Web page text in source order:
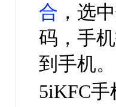
合 ，选
码，手
到手机。
5iKFC手